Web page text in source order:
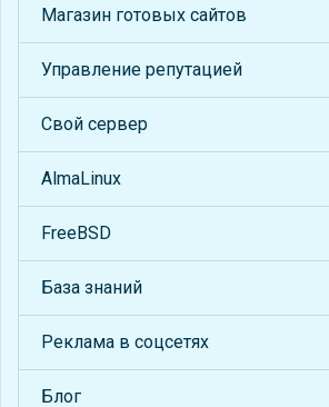
Магазин готовых сайтов
Управление репутацией
Свой сервер
AlmaLinux
FreeBSD
База знаний
Реклама в соцсетях
Блог